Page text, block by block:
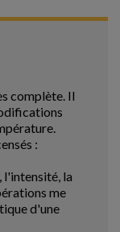
complète. Il
:
la
me
d'une